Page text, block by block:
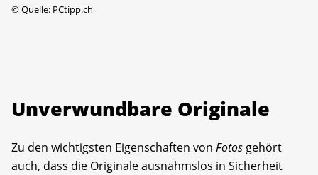
©Quelle: PCtipp.ch
Unverwundbare Originale
Zu den wichtigsten Eigenschaften von Fotos gehört
auch, dass die Originale ausnahmslos in Sicherheit